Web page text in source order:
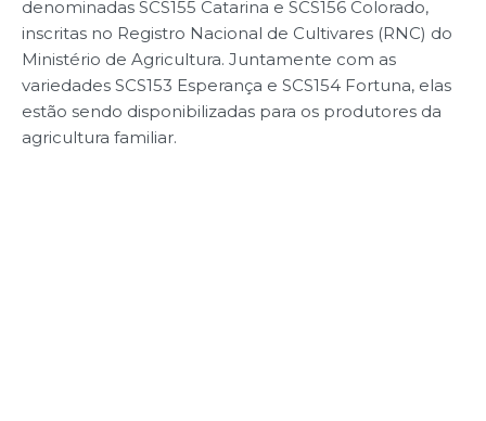
denominadas SCS155 Catarina e SCS156 Colorado,
inscritas no Registro Nacional de Cultivares (RNC) do
Ministério de Agricultura. Juntamente com as
variedades SCS153 Esperança e SCS154 Fortuna, elas
estão sendo disponibilizadas para os produtores da
agricultura familiar.